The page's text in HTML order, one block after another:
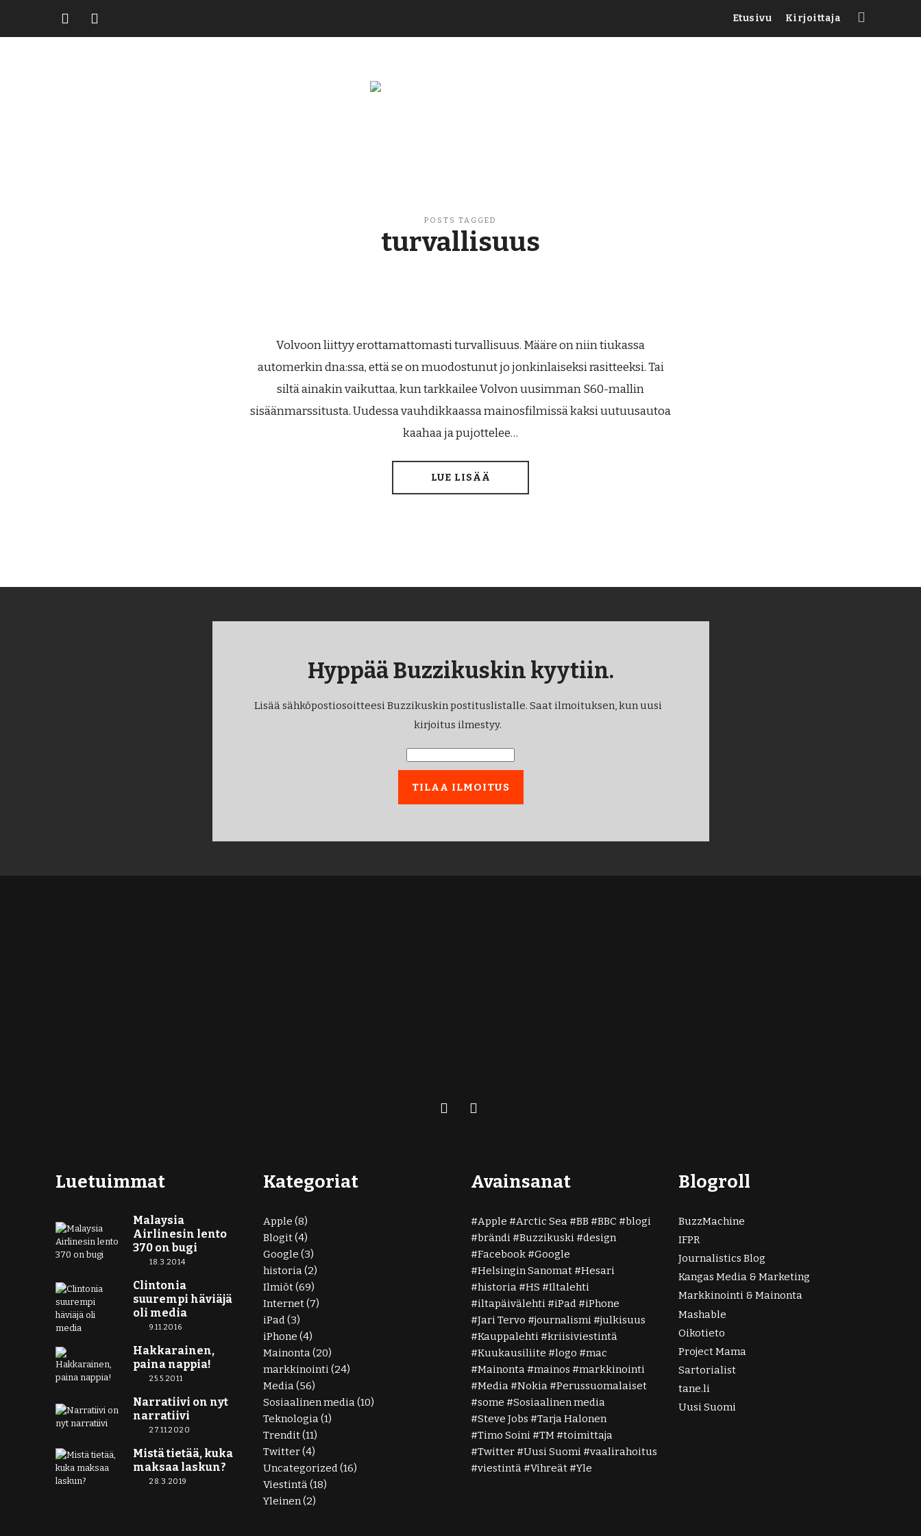
Etusivu Kirjoittaja
Buzzikuski
POSTS TAGGED
turvallisuus
Volvoon liittyy erottamattomasti turvallisuus. Määre on niin tiukassa
automerkin dna:ssa, että se on muodostunut jo jonkinlaiseksi rasitteeksi. Tai
siltä ainakin vaikuttaa, kun tarkkailee Volvon uusimman S60-mallin
sisäänmarssitusta. Uudessa vauhdikkaassa mainosfilmissä kaksi uutuusautoa
kaahaa ja pujottelee…
LUE LISÄÄ
Hyppää Buzzikuskin kyytiin.
Lisää sähköpostiosoitteesi Buzzikuskin postituslistalle. Saat ilmoituksen, kun uusi
kirjoitus ilmestyy.
Luetuimmat
Malaysia
Airlinesin lento
370 on bugi
18.3.2014
Clintonia
suurempi häviäjä
oli media
9.11.2016
Hakkarainen,
paina nappia!
25.5.2011
Narratiivi on nyt
narratiivi
27.11.2020
Mistä tietää, kuka
maksaa laskun?
28.3.2019
Kategoriat
Apple (8)
Blogit(4)
Google (3)
historia (2)
Ilmiöt(69)
Internet(7)
iPad (3)
iPhone (4)
Mainonta (20)
markkinointi (24)
Media (56)
Sosiaalinen media (10)
Teknologia (1)
Trendit(11)
Twitter(4)
Uncategorized (16)
Viestintä (18)
Yleinen (2)
Avainsanat
Apple Arctic Sea BB BBC
blogi
brändi
Buzzikuski
design
Facebook
Google
Helsingin Sanomat
Hesari
historia
HS
Iltalehti
iltapäivälehti
iPad
iPhone
Jari Tervo
journalismi
julkisuus
Kauppalehti
kriisiviestintä
Kuukausiliite
logo
mac
Mainonta
mainos
markkinointi
Media
Nokia
Perussuomalaiset
some
Sosiaalinen media
Steve Jobs
Tarja Halonen
Timo Soini
TM
toimittaja
Twitter
Uusi Suomi
vaalirahoitus
viestintä
Vihreät Yle
Blogroll
BuzzMachine
IFPR
Journalistics Blog
Kangas Media & Marketing
Markkinointi & Mainonta
Mashable
Oikotieto
Project Mama
Sartorialist
tane.li
Uusi Suomi